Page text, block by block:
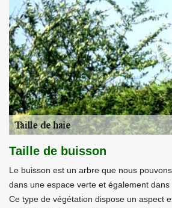
Taille de buisson
Le buisson est un arbre que nous
dans une espace verte et également dans
Ce type de végétation dispose un aspect